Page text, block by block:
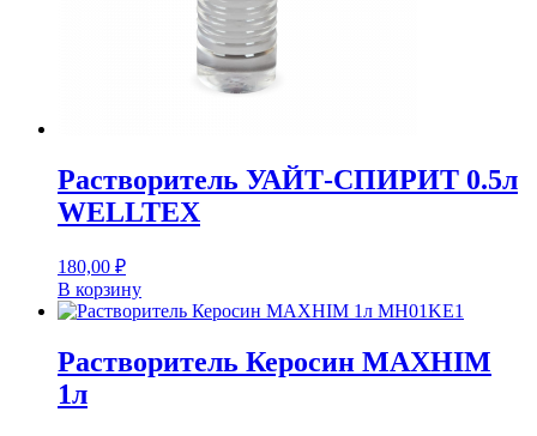
Растворитель УАЙТ-СПИРИТ 0.5л
WELLTEX
180,00 ₽
В корзину
Растворитель Керосин MAXHIM
1л